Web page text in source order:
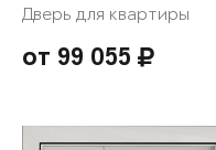
Дверь для квартиры
от 99 055